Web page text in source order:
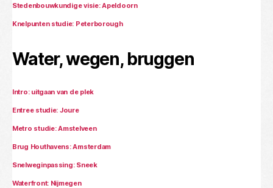
Stedenbouwkundige visie: Apeldoorn
Knelpunten studie: Peterborough
Water, wegen, bruggen
Intro: uitgaan van de plek
Entree studie: Joure
Metro studie: Amstelveen
Brug Houthavens: Amsterdam
Snelweginpassing: Sneek
Waterfront: Nijmegen